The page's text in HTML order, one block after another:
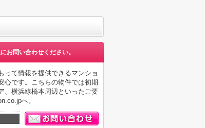
お問い合わせください。
って情報を提供できるマンショ
心です。こちらの物件では初期
、横浜線橋本周辺といったご要
へ。